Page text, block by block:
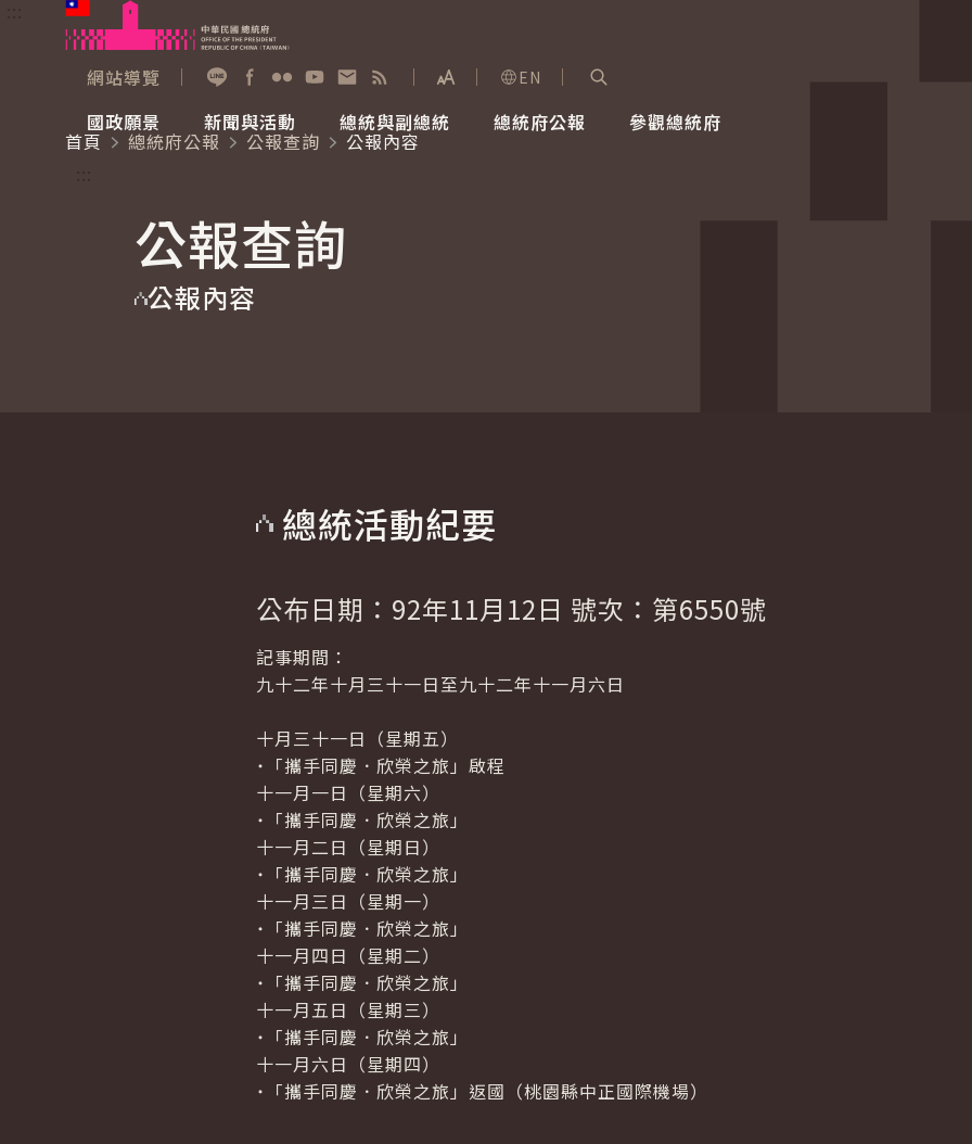
跳到主要內容
網站導覽
展開字級選單
EN
國政願景
國家氣候變遷對策委員會
重要談話
新聞與活動
總統府新聞
影音頻道
總統與副總統
賴清德總統
總統府公報 參觀總統府
首頁 總統府公報 公報查詢
公報內容
公報查詢
公報內容
總統活動紀要
公布日期：92年11月12日 號次：第6550號
記事期間：
九十二年十月三十一日至九十二年十一月六日
十月三十一日（星期五）
˙「攜手同慶．欣榮之旅」啟程
十一月一日（星期六）
˙「攜手同慶．欣榮之旅」
十一月二日（星期日）
˙「攜手同慶．欣榮之旅」
十一月三日（星期一）
˙「攜手同慶．欣榮之旅」
十一月四日（星期二）
˙「攜手同慶．欣榮之旅」
十一月五日（星期三）
˙「攜手同慶．欣榮之旅」
十一月六日（星期四）
˙「攜手同慶．欣榮之旅」返國（桃園縣中正國際機場）